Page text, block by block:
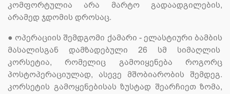
კომფორტულია არა მარტო გადაადგილების,
არამედ ჯდომის დროსაც.
● ოპერაციის შემდგომი ქამარი ­- ელასტიური ბამბის
მასალისგან დამზადებული 26 სმ სიმაღლის
კორსეტია, რომელიც გამოიყენება როგორც
პოსტოპერაციულად, ასევე მშობიარობის შემდეგ.
კორსეტის გამოყენებისას ზუსტად შეარჩიეთ ზომა,